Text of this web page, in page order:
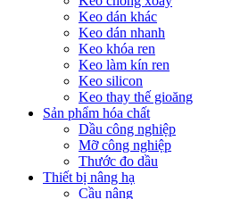
Keo dán khác
Keo dán nhanh
Keo khóa ren
Keo làm kín ren
Keo silicon
Keo thay thế gioăng
Sản phẩm hóa chất
Dầu công nghiệp
Mỡ công nghiệp
Thước đo dầu
Thiết bị nâng hạ
Cầu nâng